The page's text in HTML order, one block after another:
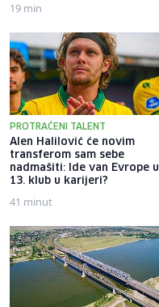
19 min
PROTRAĆENI TALENT
Alen Halilović će novim
transferom sam sebe
nadmašiti: Ide van Evrope u
13. klub u karijeri?
41 minut